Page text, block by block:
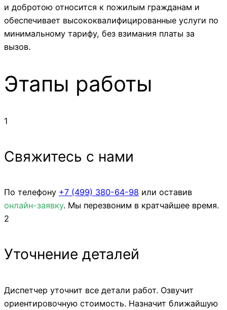
и добротою относится к пожилым гражданам и
обеспечивает высококвалифицированные услуги по
минимальному тарифу, без взимания платы за
вызов.
Этапы работы
1
Свяжитесь с нами
По телефону +7 (499) 380-64-98 или оставив
онлайн-заявку. Мы перезвоним в кратчайшее время.
2
Уточнение деталей
Диспетчер уточнит все детали работ. Озвучит
ориентировочную стоимость. Назначит ближайшую